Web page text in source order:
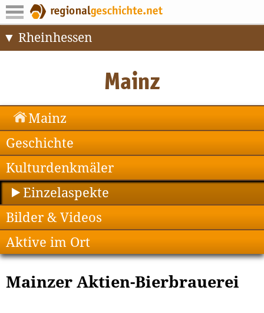
Rheinhessen
Mainz
Geschichte
Kulturdenkmäler
Einzelaspekte
Bilder & Videos
Aktive im Ort
Mainzer Aktien-Bierbrauerei